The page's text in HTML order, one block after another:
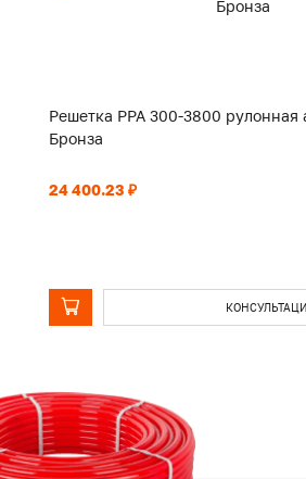
Решетка PPA 300-3800
Бронза
24 400.23 ₽